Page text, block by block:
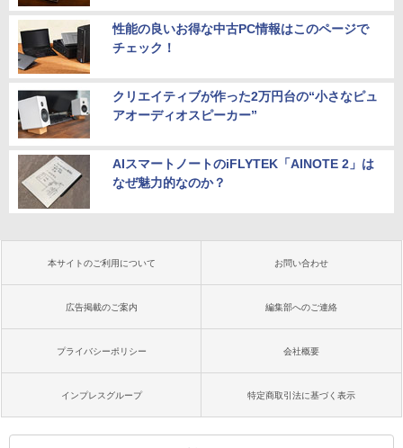
性能の良いお得な中古PC情報はこのページで
チェック！
クリエイティブが作った2万円台の“小さなピュ
アオーディオスピーカー”
AIスマートノートのiFLYTEK「AINOTE 2」は
なぜ魅力的なのか？
本サイトのご利用について お問い合わせ
広告掲載のご案内 編集部へのご連絡
プライバシーポリシー 会社概要
インプレスグループ 特定商取引法に基づく表示